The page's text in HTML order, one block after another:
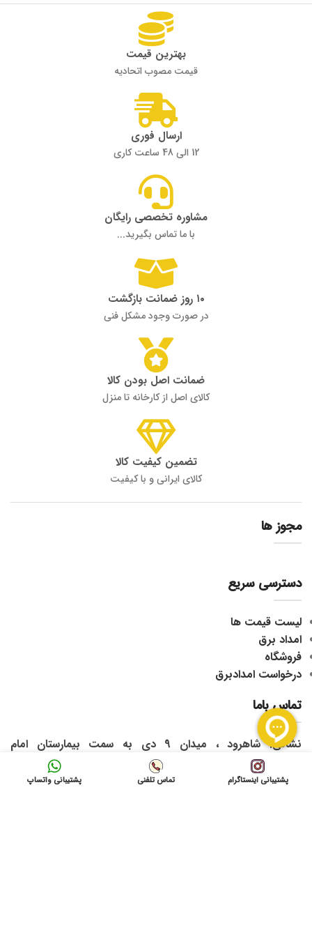
بهترین قیمت
قیمت مصوب اتحادیه
ارسال فوری
12 الی 48 ساعت کاری
مشاوره تخصصی رایگان
با ما تماس بگیرید...
۱۰ روز ضمانت بازگشت
در صورت وجود مشکل فنی
ضمانت اصل بودن کالا
کالای اصل از کارخانه تا منزل
تضمین کیفیت کالا
کالای ایرانی و با کیفیت
مجوز ها
دسترسی سریع
لیست قیمت ها
امداد برق
فروشگاه
درخواست امدادبرق
تماس باما
نشانی: شاهرود ، میدان 9 دی به سمت بیمارستان امام
حسین(ع) ، بازرگانی آمادنیرو
پشتیبانی اینستاگرام تماس تلفنی پشتیبانی واتساپ